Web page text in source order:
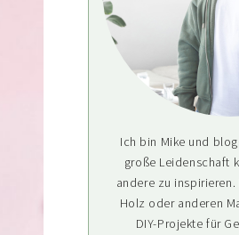
Ich bin Mike und
große Leidenschaft
andere zu inspirieren.
Holz oder anderen
DIY-Projekte für